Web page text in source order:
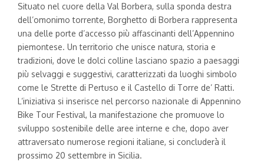
Situato nel cuore della Val Borbera, sulla sponda destra
dell’omonimo torrente, Borghetto di Borbera rappresenta
una delle porte d’accesso più affascinanti dell’Appennino
piemontese. Un territorio che unisce natura, storia e
tradizioni, dove le dolci colline lasciano spazio a paesaggi
più selvaggi e suggestivi, caratterizzati da luoghi simbolo
come le Strette di Pertuso e il Castello di Torre de’ Ratti.
L’iniziativa si inserisce nel percorso nazionale di Appennino
Bike Tour Festival, la manifestazione che promuove lo
sviluppo sostenibile delle aree interne e che, dopo aver
attraversato numerose regioni italiane, si concluderà il
prossimo 20 settembre in Sicilia.